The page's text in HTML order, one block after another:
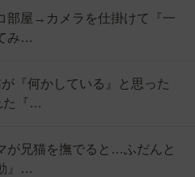
部屋→カメラを仕掛けて『一
み…
『何かしている』と思った
た『…
が兄猫を撫でると…ふだんと
』…